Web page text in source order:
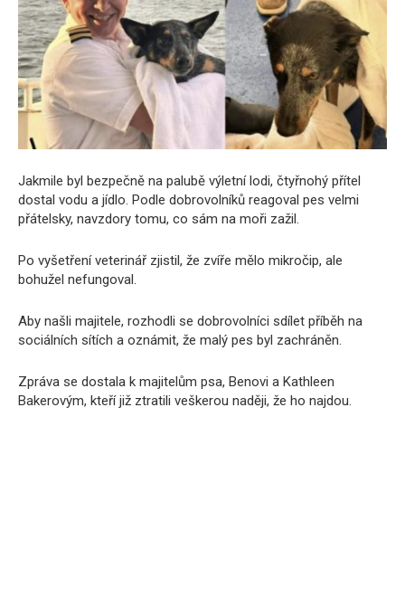
Jakmile byl bezpečně na palubě výletní lodi, čtyřnohý přítel
dostal vodu a jídlo. Podle dobrovolníků reagoval pes velmi
přátelsky, navzdory tomu, co sám na moři zažil.
Po vyšetření veterinář zjistil, že zvíře mělo mikročip, ale
bohužel nefungoval.
Aby našli majitele, rozhodli se dobrovolníci sdílet příběh na
sociálních sítích a oznámit, že malý pes byl zachráněn.
Zpráva se dostala k majitelům psa, Benovi a Kathleen
Bakerovým, kteří již ztratili veškerou naději, že ho najdou.